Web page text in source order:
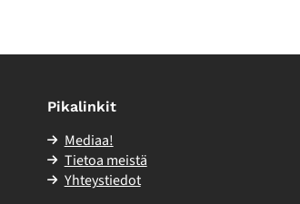
Pikalinkit
Mediaa!
Tietoa meistä
Yhteystiedot